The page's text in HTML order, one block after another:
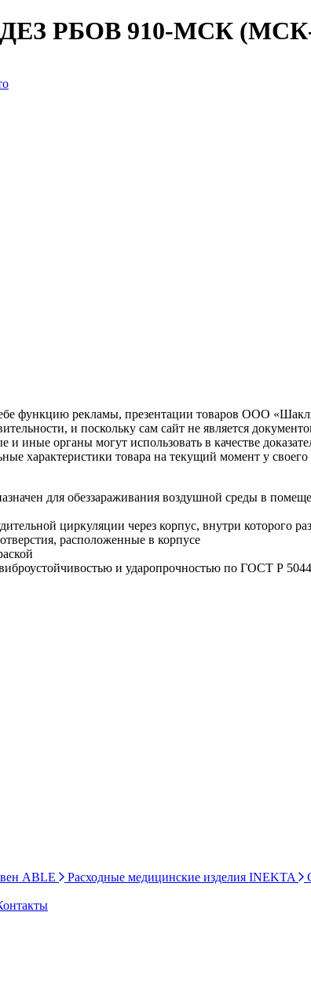
РБОВ 910-МСК
функцию рекламы, презентации товаров ООО
и поскольку сам сайт не является
иные органы могут использовать в качестве
характеристики товара на текущий момент у
для обеззараживания воздушной среды в
циркуляции через корпус, внутри которого
расположенные в корпусе
и ударопрочностью по ГОСТ Р
ABLE Расходные медицинские изделия INEKTA